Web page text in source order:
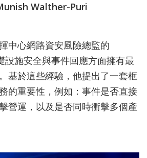
Walther-Puri
中心網路資安風險總監的
設施安全與事件回應方面擁有最
基於這些經驗，他提出了一套框
的重要性，例如：事件是否直接
營運，以及是否同時衝擊多個產